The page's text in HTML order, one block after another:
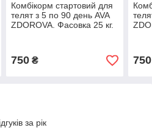
Комбікорм стартовий для
телят з 5 по 90 день AVA
ZDOROVA. Фасовка 25 кг.
750₴ 750
за рік